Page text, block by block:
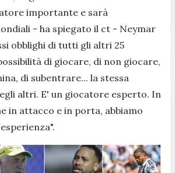
importante e sarà
- ha spiegato il ct - Neymar
obblighi di tutti gli altri 25
di giocare, di non giocare,
di subentrare... la stessa
altri. E' un giocatore esperto. In
in attacco e in porta, abbiamo